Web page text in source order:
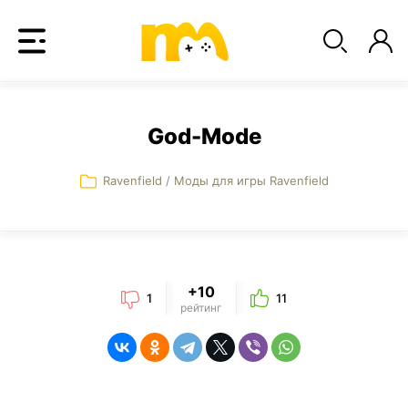
God-Mode
Ravenfield / Моды для игры Ravenfield
1 +10
рейтинг
11